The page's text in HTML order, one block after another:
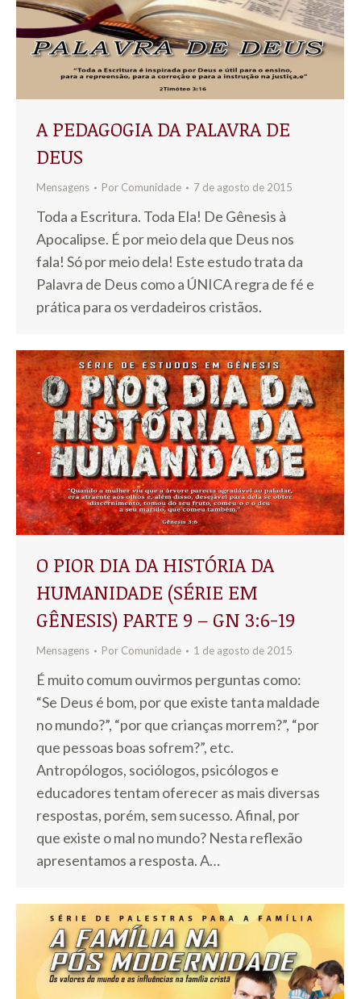
A PEDAGOGIA DA PALAVRA DE
DEUS
Mensagens Por Comunidade 7 de agosto de 2015
Toda a Escritura. Toda Ela! De Gênesis à
Apocalipse. É por meio dela que Deus nos
fala! Só por meio dela! Este estudo trata da
Palavra de Deus como a ÚNICA regra de fé e
prática para os verdadeiros cristãos.
O PIOR DIA DA HISTÓRIA DA
HUMANIDADE (SÉRIE EM
GÊNESIS) PARTE 9 – GN 3:6-19
Mensagens Por Comunidade 1 de agosto de 2015
É muito comum ouvirmos perguntas como:
“Se Deus é bom, por que existe tanta maldade
no mundo?”, “por que crianças morrem?”, “por
que pessoas boas sofrem?”, etc.
Antropólogos, sociólogos, psicólogos e
educadores tentam oferecer as mais diversas
respostas, porém, sem sucesso. Afinal, por
que existe o mal no mundo? Nesta reflexão
apresentamos a resposta. A…